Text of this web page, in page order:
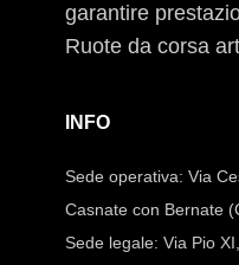
garantire
Ruote da corsa
INFO
Sede operativa: Via
Casnate con Bernate
Sede legale: Via Pio